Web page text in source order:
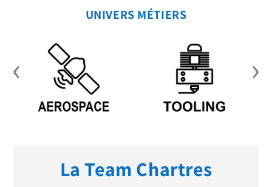
UNIVERS MÉTIERS
‹ ›
La Team Chartres